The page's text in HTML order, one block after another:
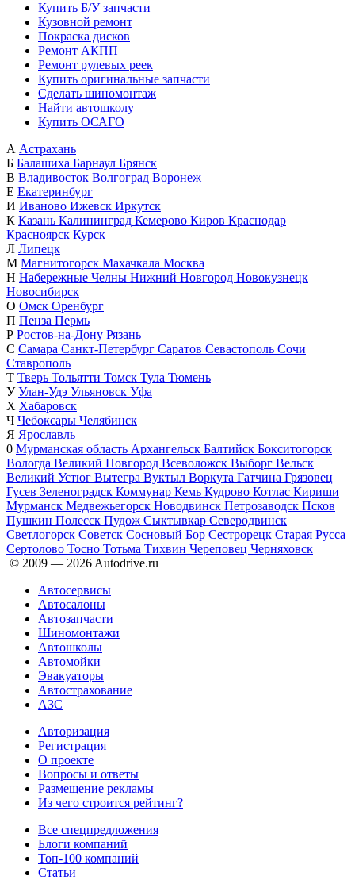
Купить Б/У запчасти
Кузовной ремонт
Покраска дисков
Ремонт АКПП
Ремонт рулевых реек
Купить оригинальные запчасти
Сделать шиномонтаж
Найти автошколу
Купить ОСАГО
А Астрахань
Б Балашиха Барнаул Брянск
В Владивосток Волгоград Воронеж
Е Екатеринбург
И Иваново Ижевск Иркутск
К Казань Калининград Кемерово Киров Краснодар
Красноярск Курск
Л Липецк
М Магнитогорск Махачкала Москва
Н Набережные Челны Нижний Новгород Новокузнецк
Новосибирск
О Омск Оренбург
П Пенза Пермь
Р Ростов-на-Дону Рязань
С Самара Санкт-Петербург Саратов Севастополь Сочи
Ставрополь
Т Тверь Тольятти Томск Тула Тюмень
У Улан-Удэ Ульяновск Уфа
Х Хабаровск
Ч Чебоксары Челябинск
Я Ярославль
0 Мурманская область Архангельск Балтийск Бокситогорск
Вологда Великий Новгород Всеволожск Выборг Вельск
Великий Устюг Вытегра Вуктыл Воркута Гатчина Грязовец
Гусев Зеленоградск Коммунар Кемь Кудрово Котлас Кириши
Мурманск Медвежьегорск Новодвинск Петрозаводск Псков
Пушкин Полесск Пудож Сыктывкар Северодвинск
Светлогорск Советск Сосновый Бор Сестрорецк Старая Русса
Сертолово Тосно Тотьма Тихвин Череповец Черняховск
© 2009 — 2026 Autodrive.ru
Автосервисы
Автосалоны
Автозапчасти
Шиномонтажи
Автошколы
Автомойки
Эвакуаторы
Автострахование
АЗС
Авторизация
Регистрация
О проекте
Вопросы и ответы
Размещение рекламы
Из чего строится рейтинг?
Все спецпредложения
Блоги компаний
Топ-100 компаний
Статьи